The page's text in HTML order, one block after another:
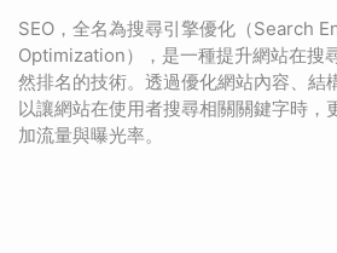
SEO，全名為搜尋引擎優化（Search
Optimization），是一種提升網站在搜
然排名的技術。透過優化網站內容、結
以讓網站在使用者搜尋相關關鍵字時，
加流量與曝光率。